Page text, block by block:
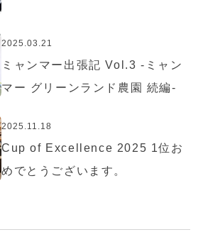
2025.03.21
ミャンマー出張記 Vol.3 -ミャン
マー グリーンランド農園 続編-
2025.11.18
Cup of Excellence 2025 1位お
めでとうございます。